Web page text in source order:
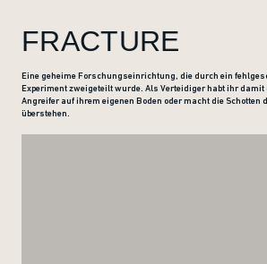
FRACTURE
Eine geheime Forschungseinrichtung, die durch ein
Experiment zweigeteilt wurde. Als Verteidiger habt ihr damit
Angreifer auf ihrem eigenen Boden oder macht die Schotten
überstehen.